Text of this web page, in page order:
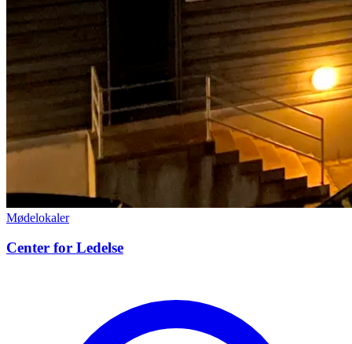
Mødelokaler
Center for Ledelse